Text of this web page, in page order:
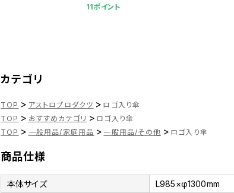
11ポイント
カテゴリ
TOP > アストロプロダクツ > ロゴ入り傘
TOP > おすすめカテゴリ > ロゴ入り傘
TOP > 一般用品/家庭用品 > 一般用品/その他 > ロゴ入り傘
商品仕様
本体サイズ
L985×φ1300mm